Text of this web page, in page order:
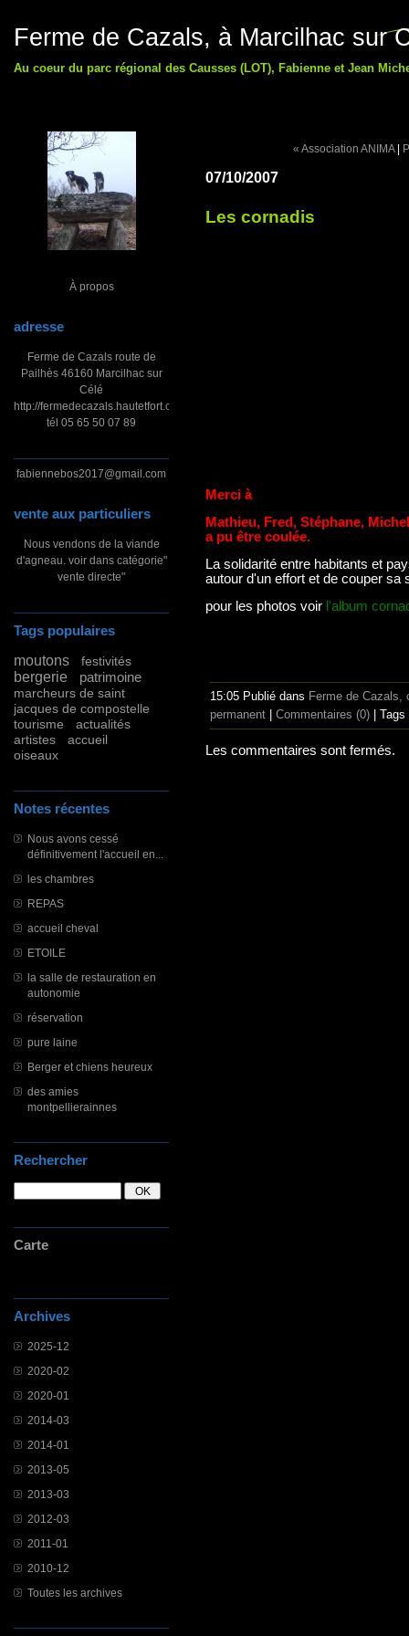
Ferme de Cazals, à Marcilhac sur
Au coeur du parc régional des Causses (LOT), Fabienne et Jean
À propos
adresse
Ferme de Cazals route de
Pailhès 46160 Marcilhac sur
Célé
http://fermedecazals.hautetfort.com
tél 05 65 50 07 89
fabiennebos2017@gmail.com
vente aux particuliers
Nous vendons de la viande
d'agneau. voir dans catégorie"
vente directe"
Tags populaires
moutons festivités
bergerie patrimoine
marcheurs de saint
jacques de compostelle
tourisme
actualités
artistes
accueil
oiseaux
Notes récentes
Nous avons cessé
définitivement l'accueil en...
les chambres
REPAS
accueil cheval
ETOILE
la salle de restauration en
autonomie
réservation
pure laine
Berger et chiens heureux
des amies
montpellierainnes
Rechercher
Carte
Archives
2025-12
2020-02
2020-01
2014-03
2014-01
2013-05
2013-03
2012-03
2011-01
2010-12
Toutes les archives
« Association ANIMA|
07/10/2007
Les cornadis
Merci à
Mathieu, Fred, Stéphane,
a pu être coulée.
La solidarité entre habitants et
autour d'un effort et de couper sa
pour les photos voir l'album
15:05 Publié dans Ferme de Cazals,
permanent
Commentaires (0) |
Les commentaires sont fermés.